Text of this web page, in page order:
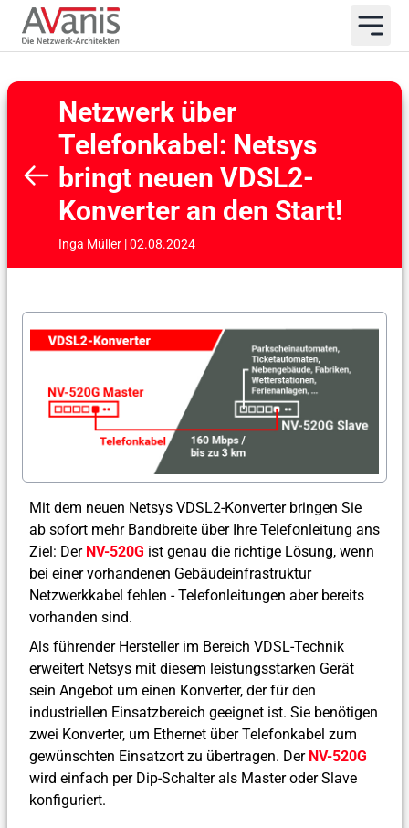
Netzwerk über
Telefonkabel: Netsys
bringt neuen VDSL2-
Konverter an den Start!
Inga Müller | 02.08.2024
Mit dem neuen Netsys VDSL2-Konverter bringen Sie
ab sofort mehr Bandbreite über Ihre Telefonleitung ans
Ziel: Der NV-520G ist genau die richtige Lösung, wenn
bei einer vorhandenen Gebäudeinfrastruktur
Netzwerkkabel fehlen - Telefonleitungen aber bereits
vorhanden sind.
Als führender Hersteller im Bereich VDSL-Technik
erweitert Netsys mit diesem leistungsstarken Gerät
sein Angebot um einen Konverter, der für den
industriellen Einsatzbereich geeignet ist. Sie benötigen
zwei Konverter, um Ethernet über Telefonkabel zum
gewünschten Einsatzort zu übertragen. Der NV-520G
wird einfach per Dip-Schalter als Master oder Slave
konfiguriert.